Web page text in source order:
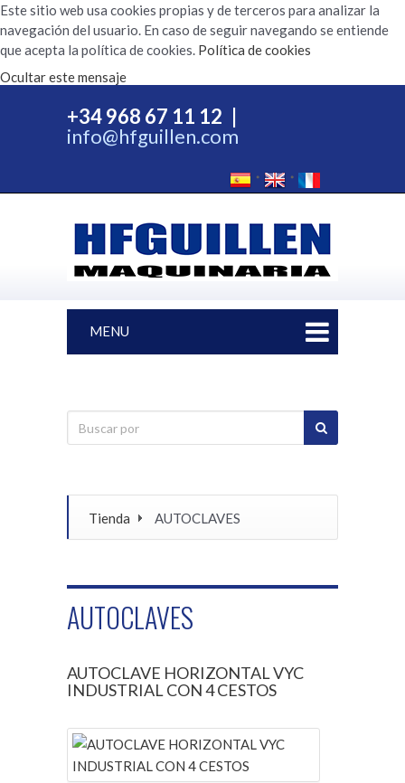
Este sitio web usa cookies propias y de terceros para analizar la
navegación del usuario. En caso de seguir navegando se entiende
que acepta la política de cookies. Política de cookies
Ocultar este mensaje
+34 968 67 11 12
info@hfguillen.com
MENU
Tienda AUTOCLAVES
AUTOCLAVES
AUTOCLAVE HORIZONTAL VYC
INDUSTRIAL CON 4 CESTOS